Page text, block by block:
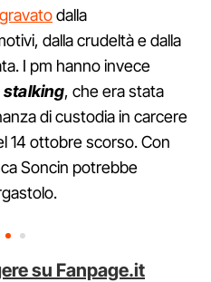
dalla
dalla crudeltà e dalla
I pm hanno invece
stalking, che era stata
di custodia in carcere
14 ottobre scorso. Con
Soncin potrebbe
su Fanpage.it